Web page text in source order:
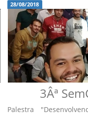
28/08/2018
3Âª
Palestra